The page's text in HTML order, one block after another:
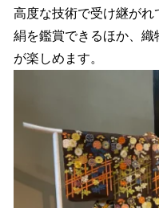
高度な技術で受け継が
絹を鑑賞できるほか、
が楽しめます。